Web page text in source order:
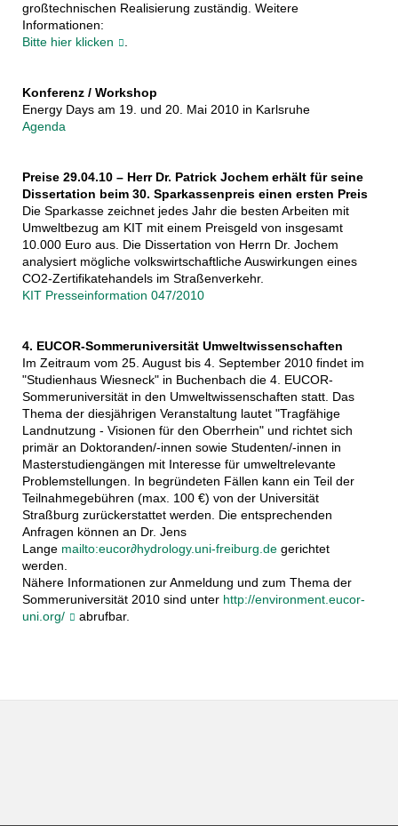
großtechnischen Realisierung zuständig. Weitere
Informationen:
Bitte hier klicken
.
Konferenz / Workshop
Energy Days am 19. und 20. Mai 2010 in Karlsruhe
Agenda
Preise 29.04.10 – Herr Dr. Patrick Jochem erhält für seine
Dissertation beim 30. Sparkassenpreis einen ersten Preis
Die Sparkasse zeichnet jedes Jahr die besten Arbeiten mit
Umweltbezug am KIT mit einem Preisgeld von insgesamt
10.000 Euro aus. Die Dissertation von Herrn Dr. Jochem
analysiert mögliche volkswirtschaftliche Auswirkungen eines
CO2-Zertifikatehandels im Straßenverkehr.
KIT Presseinformation 047/2010
4. EUCOR-Sommeruniversität Umweltwissenschaften
Im Zeitraum vom 25. August bis 4. September 2010 findet im
"Studienhaus Wiesneck" in Buchenbach die 4. EUCOR-
Sommeruniversität in den Umweltwissenschaften statt. Das
Thema der diesjährigen Veranstaltung lautet "Tragfähige
Landnutzung - Visionen für den Oberrhein" und richtet sich
primär an Doktoranden/-innen sowie Studenten/-innen in
Masterstudiengängen mit Interesse für umweltrelevante
Problemstellungen. In begründeten Fällen kann ein Teil der
Teilnahmegebühren (max. 100 €) von der Universität
Straßburg zurückerstattet werden. Die entsprechenden
Anfragen können an Dr. Jens
Lange mailto:eucor∂hydrology.uni-freiburg.degerichtet
werden.
Nähere Informationen zur Anmeldung und zum Thema der
Sommeruniversität 2010 sind unter http://environment.eucor-
uni.org/
abrufbar.